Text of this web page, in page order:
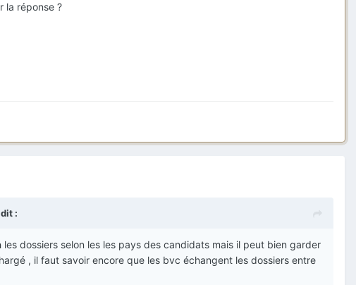
la réponse ?
:
dossiers selon les les pays des candidats mais il peut bien garder
, il faut savoir encore que les bvc échangent les dossiers entre